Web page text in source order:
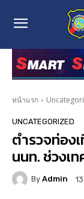
หน้าแรก
UNCATEGORIZED
ตำรวจท่อง
นนท. ช่วงเ
By Admin